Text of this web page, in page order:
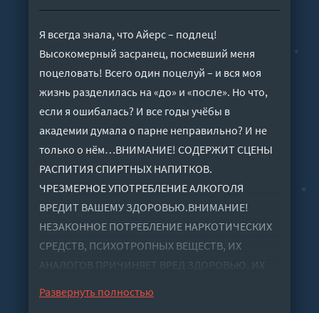
Я всегда знала, что Айерс – подлец!
Высокомерный засранец, посмевший меня
поцеловать! Всего один поцелуй – и вся моя
жизнь разделилась на «до» и «после». Но что,
если я ошибалась? И все годы учёбы в
академии думала о парне неправильно? И не
только о нём…ВНИМАНИЕ! СОДЕРЖИТ СЦЕНЫ
РАСПИТИЯ СПИРТНЫХ НАПИТКОВ.
ЧРЕЗМЕРНОЕ УПОТРЕБЛЕНИЕ АЛКОГОЛЯ
ВРЕДИТ ВАШЕМУ ЗДОРОВЬЮ.ВНИМАНИЕ!
НЕЗАКОННОЕ ПОТРЕБЛЕНИЕ НАРКОТИЧЕСКИХ
СРЕДСТВ, ПСИХОТРОПНЫХ ВЕЩЕСТВ, ИХ
АНАЛОГОВ ПРИЧИНЯЕТ ВРЕД ЗДОРОВЬЮ, ИХ
УСТАНОВЛЕННУЮ ЗАКОНОДАТЕЛЬСТВОМ
Развернуть полностью